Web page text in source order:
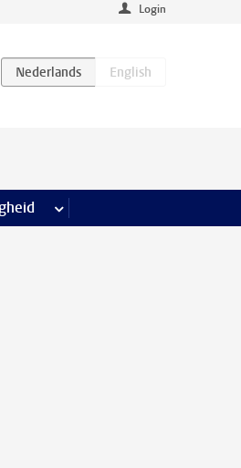
Login
& Marketing pagina’s
meer Veiligheid pagina’s